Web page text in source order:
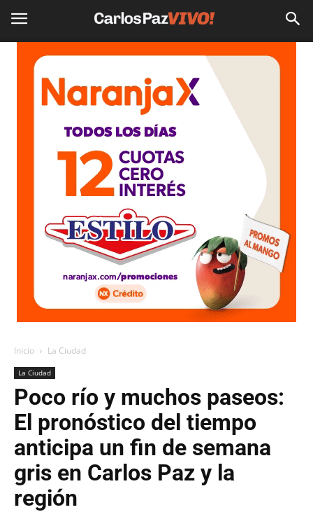
Inicio La Ciudad
La Ciudad
Poco río y muchos paseos:
El pronóstico del tiempo
anticipa un fin de semana
gris en Carlos Paz y la
región